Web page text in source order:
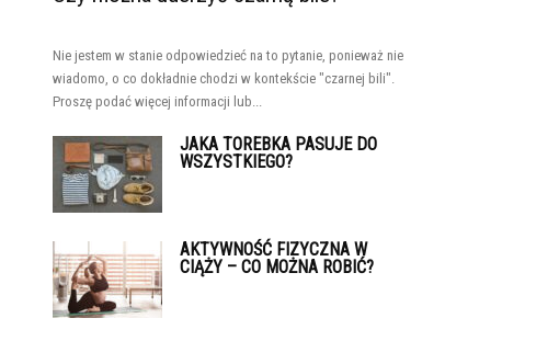
Nie jestem w stanie odpowiedzieć na to pytanie, ponieważ nie
wiadomo, o co dokładnie chodzi w kontekście "czarnej bili".
Proszę podać więcej informacji lub...
JAKA TOREBKA PASUJE DO
WSZYSTKIEGO?
AKTYWNOŚĆ FIZYCZNA W
CIĄŻY – CO MOŻNA ROBIĆ?